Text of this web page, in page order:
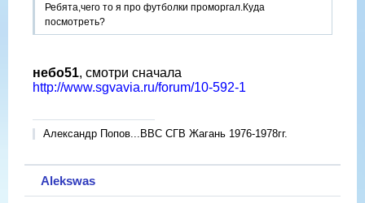
Ребята,чего то я про футболки проморгал.Куда
посмотреть?
небо51, смотри сначала
http://www.sgvavia.ru/forum/10-592-1
Александр Попов...ВВС СГВ Жагань 1976-1978гг.
Alekswas